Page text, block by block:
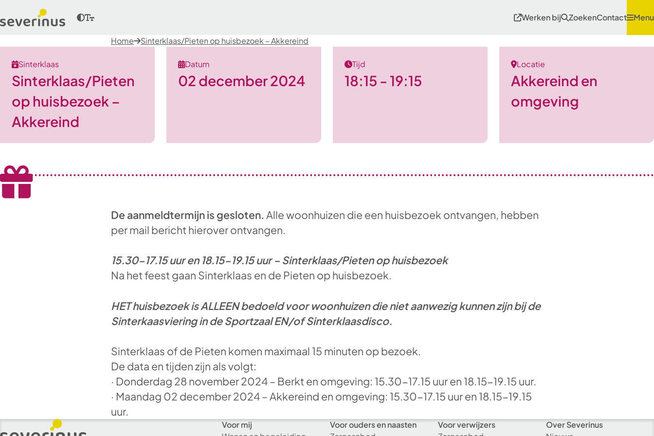
Werken bij ZoekenContact Menu
Home Sinterklaas/Pieten op huisbezoek – Akkereind
Sinterklaas
Sinterklaas/Pieten
op huisbezoek –
Akkereind
Datum
02 december 2024
Tijd
18:15 - 19:15
Locatie
Akkereind en
omgeving
De aanmeldtermijn is gesloten. Alle woonhuizen die een huisbezoek ontvangen, hebben
per mail bericht hierover ontvangen.
15.30-17.15 uur en 18.15-19.15 uur – Sinterklaas/Pieten op huisbezoek
Na het feest gaan Sinterklaas en de Pieten op huisbezoek.
HET huisbezoek is ALLEEN bedoeld voor woonhuizen die niet aanwezig kunnen zijn bij de
Sinterkaasviering in de Sportzaal EN/of Sinterklaasdisco.
Sinterklaas of de Pieten komen maximaal 15 minuten op bezoek.
De data en tijden zijn als volgt:
· Donderdag 28 november 2024 – Berkt en omgeving: 15.30-17.15 uur en 18.15-19.15 uur.
· Maandag 02 december 2024 – Akkereind en omgeving: 15.30-17.15 uur en 18.15-19.15
uur.
Voor mij
Voor ouders en naasten
Voor verwijzers
Over Severinus